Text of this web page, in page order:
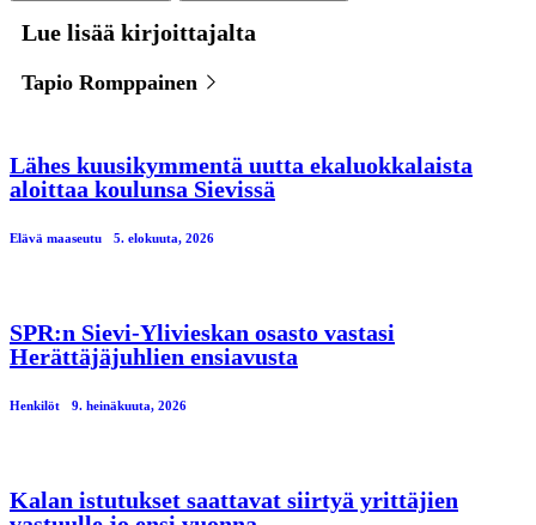
Lue lisää kirjoittajalta
Tapio Romppainen
Lähes kuusikymmentä uutta ekaluokkalaista
aloittaa koulunsa Sievissä
Elävä maaseutu 5. elokuuta, 2026
SPR:n Sievi-Ylivieskan osasto vastasi
Herättäjäjuhlien ensiavusta
Henkilöt 9. heinäkuuta, 2026
Kalan istutukset saattavat siirtyä yrittäjien